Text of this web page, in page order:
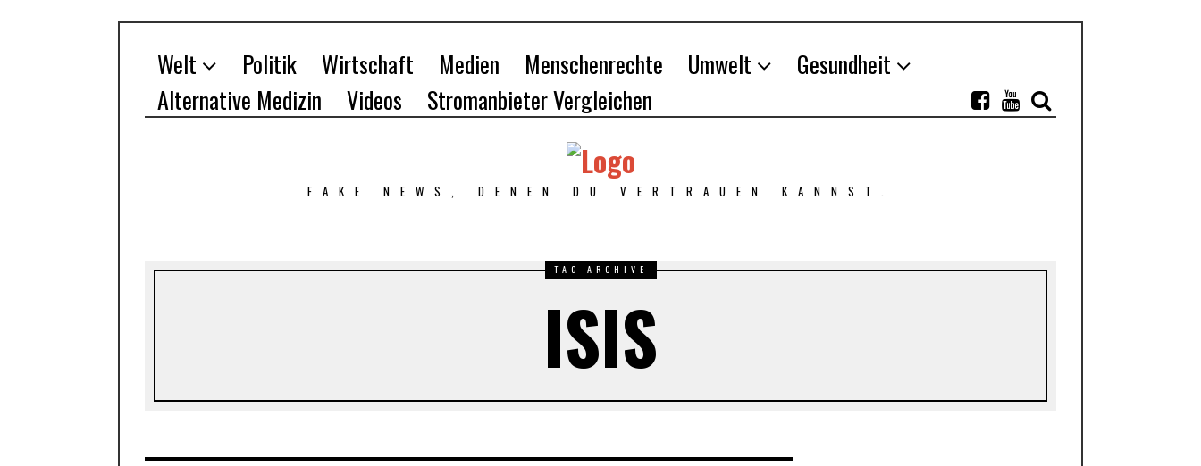
Welt Politik Wirtschaft Medien Menschenrechte Umwelt
Gesundheit
Alternative Medizin
Videos Stromanbieter Vergleichen
FAKE NEWS, DENEN DU VERTRAUEN KANNST.
TAG ARCHIVE
ISIS